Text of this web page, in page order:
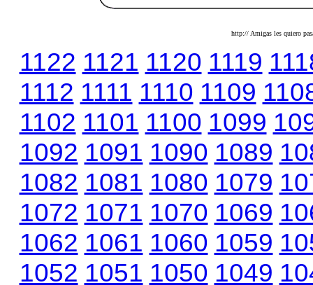
http:// Amigas les quiero
1122 1121 1120 1119
1112 1111 1110 1109
1102 1101 1100 1099
1092 1091 1090 1089
1082 1081 1080 1079
1072 1071 1070 1069
1062 1061 1060 1059
1052 1051 1050 1049